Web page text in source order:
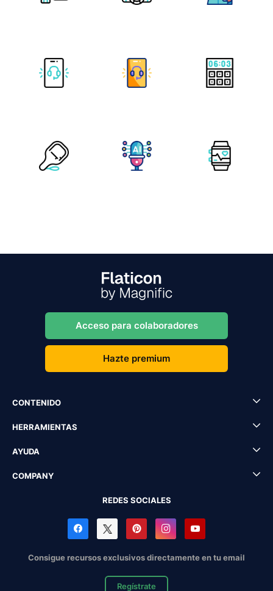
Acceso para colaboradores
Hazte premium
CONTENIDO
HERRAMIENTAS
AYUDA
COMPANY
REDES SOCIALES
Consigue recursos exclusivos directamente en tu email
Regístrate